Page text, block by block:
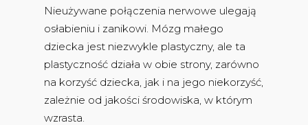
Nieużywane połączenia nerwowe ulegają
osłabieniu i zanikowi. Mózg małego
dziecka jest niezwykle plastyczny, ale ta
plastyczność działa w obie strony, zarówno
na korzyść dziecka, jak i na jego niekorzyść,
zależnie od jakości środowiska, w którym
wzrasta.